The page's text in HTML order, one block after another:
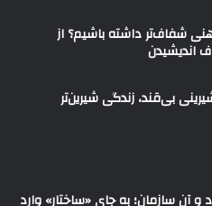
شفاف‌تر داشته باشیم؟ از
اندیشیدن
بی‌قند، زندگی شیرین‌تر
سازمان؛ به جای «ساختار» وارد